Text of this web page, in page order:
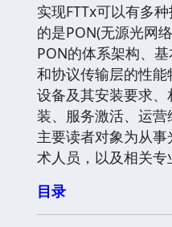
实现FTTx可以有多
的是PON(无源光网
PON的体系架构、
和协议传输层的性
设备及其安装要求
装、服务激活、运营
主要读者对象为从
术人员，以及相关专
目录